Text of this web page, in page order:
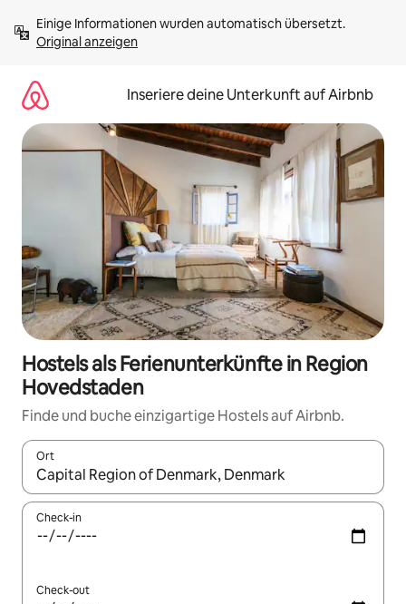
Inhalten
springenOriginal anzeigen
Inseriere deine Unterkunft auf Airbnb
Hostels als Ferienunterkünfte in Region
Hovedstaden
Finde und buche einzigartige Hostels auf Airbnb.
Ort
Wenn Ergebnisse verfügbar sind, navigiere mit den
Check-in
Check-out